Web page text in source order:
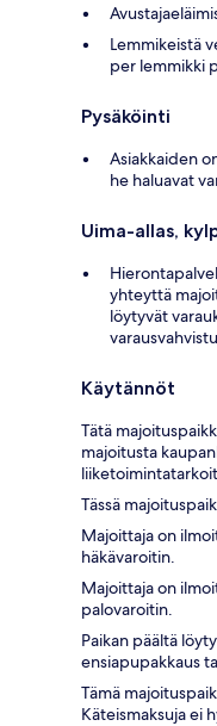
Lemmikeistä
per lemmikki
Pysäköinti
Asiakkaiden
he haluavat
Uima-allas,
yhteyttä
löytyvät
Käytännöt
Tätä
majoitusta
Tässä
Majoittaja on
häkävaroitin.
Majoittaja on
palovaroitin.
Paikan päältä
ensiapupakkaus
Tämä
Käteismaksuja ei